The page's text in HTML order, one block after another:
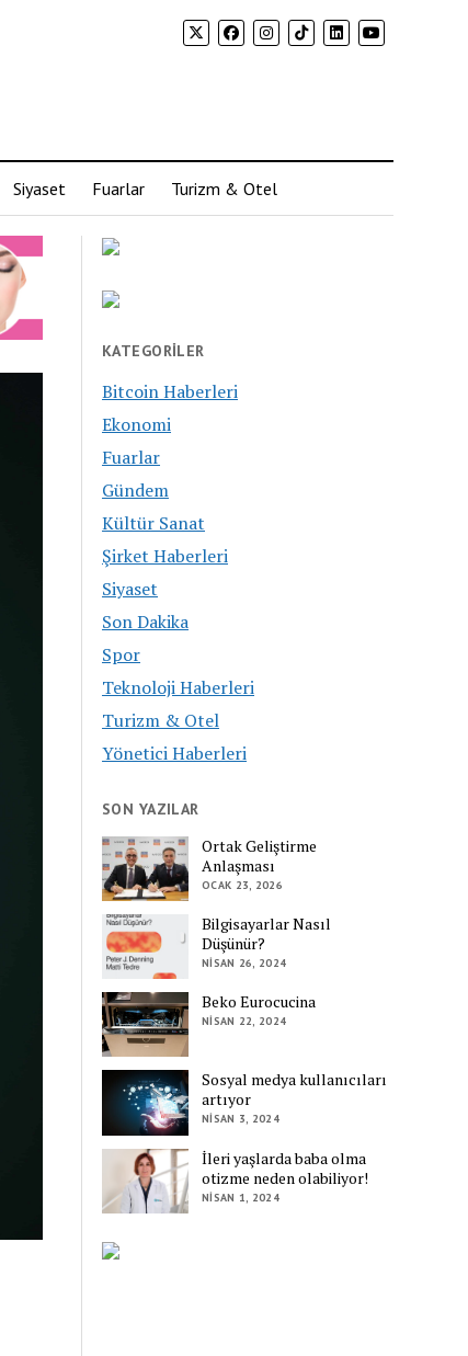
Siyaset Fuarlar Turizm & Otel
KATEGORILER
Bitcoin Haberleri
Ekonomi
Fuarlar
Gündem
Kültür Sanat
Şirket Haberleri
Siyaset
Son Dakika
Spor
Teknoloji Haberleri
Turizm & Otel
Yönetici Haberleri
SON YAZILAR
Ortak Geliştirme
Anlaşması
OCAK 23, 2026
Bilgisayarlar Nasıl
Düşünür?
NISAN 26, 2024
Beko Eurocucina
NISAN 22, 2024
Sosyal medya kullanıcıları
artıyor
NISAN 3, 2024
İleri yaşlarda baba olma
otizme neden olabiliyor!
NISAN 1, 2024